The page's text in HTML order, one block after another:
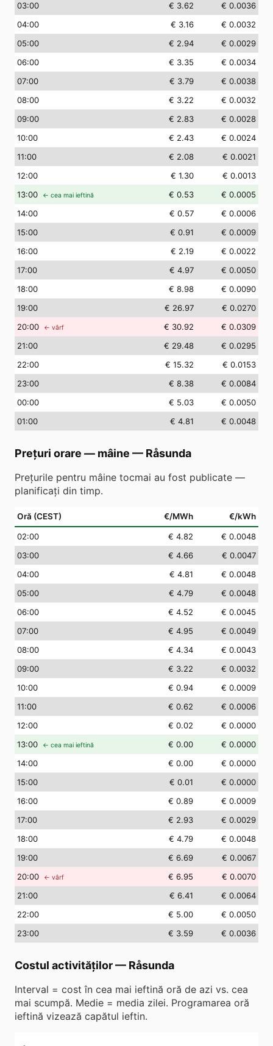
03:00 € 3.62
€ 0.0036
04:00 € 3.16
€ 0.0032
05:00 € 2.94
€ 0.0029
06:00 € 3.35
€ 0.0034
07:00 € 3.79
€ 0.0038
08:00 € 3.22
€ 0.0032
09:00 € 2.83
€ 0.0028
10:00 € 2.43
€ 0.0024
11:00 € 2.08
€ 0.0021
12:00 € 1.30
€ 0.0013
13:00 ← cea mai ieftină € 0.53
€ 0.0005
14:00 € 0.57
€ 0.0006
15:00 € 0.91
€ 0.0009
16:00 € 2.19
€ 0.0022
17:00 € 4.97
€ 0.0050
18:00 € 8.98
€ 0.0090
19:00 € 26.97
€ 0.0270
20:00 ← vârf € 30.92
€ 0.0309
21:00 € 29.48
€ 0.0295
22:00 € 15.32
€ 0.0153
23:00 € 8.38
€ 0.0084
00:00 € 5.03
€ 0.0050
01:00 € 4.81 € 0.0048
Prețuri orare — mâine — Råsunda
Prețurile pentru mâine tocmai au fost publicate —
planificați din timp.
Oră (CEST) €/MWh €/kWh
02:00 € 4.82
€ 0.0048
03:00 € 4.66
€ 0.0047
04:00 € 4.81
€ 0.0048
05:00 € 4.79
€ 0.0048
06:00 € 4.52
€ 0.0045
07:00 € 4.95
€ 0.0049
08:00 € 4.34
€ 0.0043
09:00 € 3.22
€ 0.0032
10:00 € 0.94
€ 0.0009
11:00 € 0.62
€ 0.0006
12:00 € 0.02
€ 0.0000
13:00 ← cea mai ieftină € 0.00
€ 0.0000
14:00 € 0.00
€ 0.0000
15:00 € 0.01
€ 0.0000
16:00 € 0.89
€ 0.0009
17:00 € 2.93
€ 0.0029
18:00 € 4.79
€ 0.0048
19:00 € 6.69
€ 0.0067
20:00 ← vârf € 6.95
€ 0.0070
21:00 € 6.41
€ 0.0064
22:00 € 5.00
€ 0.0050
23:00 € 3.59 € 0.0036
Costul activităților— Råsunda
Interval = cost în cea mai ieftină oră de azi vs. cea
mai scumpă. Medie = media zilei. Programarea oră
ieftină vizează capătul ieftin.